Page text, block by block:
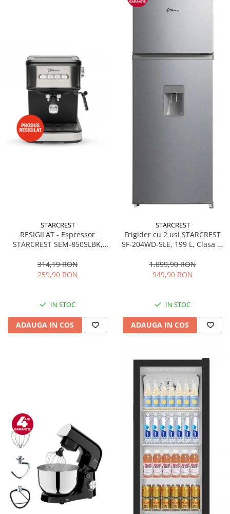
STARCREST
RESIGILAT - Espressor
STARCREST SEM-850SLBK,
detasabil 1.5L, dispozitiv
spumare, filtru dublu din
314,19 RON
259,90 RON
IN STOC
ADAUGA IN COS
STARCREST
Frigider cu 2 usi STARCREST
SF-204WD-SLE, 199 L, Clasa E,
Termostat Ajustabil, Usi
reversibile, H 143 cm, Argintiu
1.099,90 RON
949,90 RON
IN STOC
ADAUGA IN COS